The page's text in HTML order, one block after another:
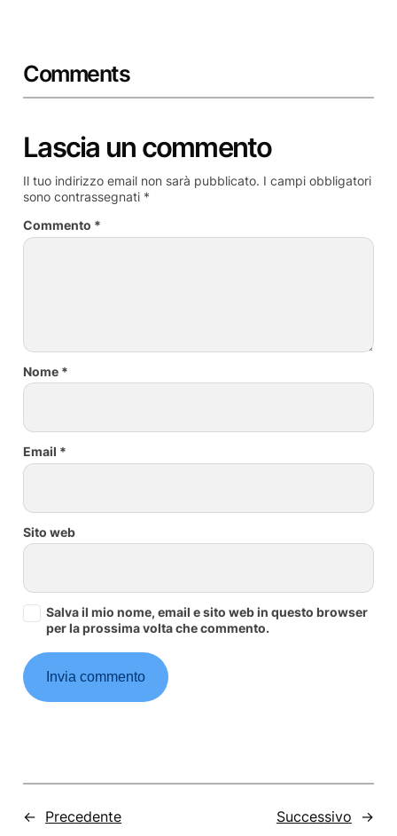
Comments
Lascia un commento
Il tuo indirizzo email non sarà pubblicato. I campi obbligatori
sono contrassegnati *
Commento *
Nome *
Email *
Sito web
Salva il mio nome, email e sito web in questo browser
per la prossima volta che commento.
← Precedente Successivo →